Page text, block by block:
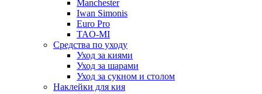
Manchester
Iwan Simonis
Euro Pro
TAO-MI
Средства по уходу
Уход за киями
Уход за шарами
Уход за сукном и столом
Наклейки для кия